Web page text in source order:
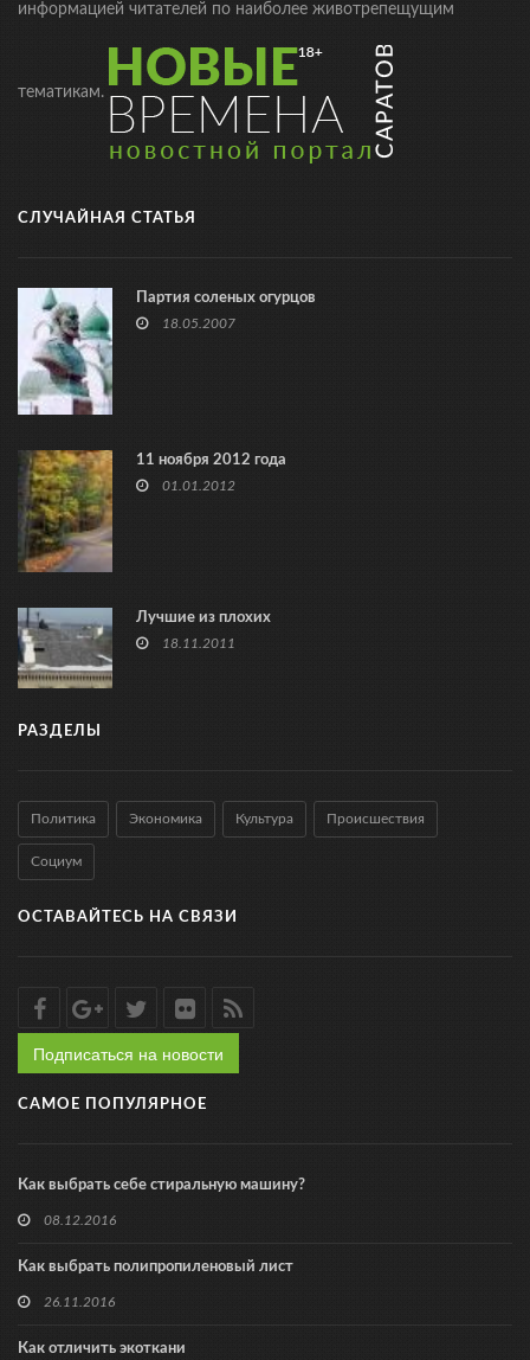
информацией читателей по наиболее животрепещущим
тематикам.
СЛУЧАЙНАЯ СТАТЬЯ
Партия соленых огурцов
18.05.2007
11 ноября 2012 года
01.01.2012
Лучшие из плохих
18.11.2011
РАЗДЕЛЫ
Политика Экономика Культура Происшествия
Социум
ОСТАВАЙТЕСЬ НА СВЯЗИ
Подписаться на новости
САМОЕ ПОПУЛЯРНОЕ
Как выбрать себе стиральную машину?
08.12.2016
Как выбрать полипропиленовый лист
26.11.2016
Как отличить экоткани